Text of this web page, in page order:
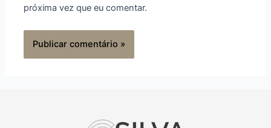
próxima vez que eu comentar.